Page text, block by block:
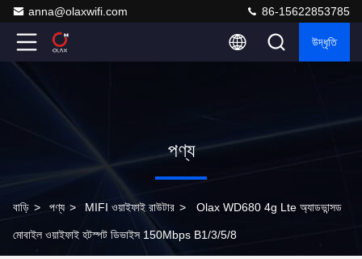
anna@olaxwifi.com 86-15622853785
উদ্ধৃতি
পণ্য
বাড়ি > পণ্য > MIFI ওয়াইফাই রাউটার > Olax WD680 4g Lte অ্যাডভান্সড
মোবাইল ওয়াইফাই হটস্পট ডিভাইস 150Mbps B1/3/5/8